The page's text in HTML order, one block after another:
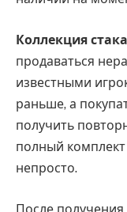
Коллекция
продаваться
известными
раньше, а
получить
полный
непросто.
После получения